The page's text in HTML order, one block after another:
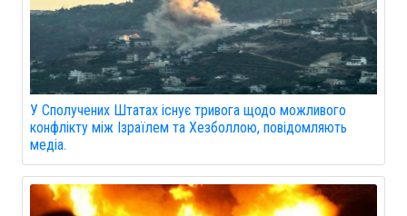
У Сполучених Штатах існує тривога щодо можливого
конфлікту між Ізраїлем та Хезболлою, повідомляють
медіа.